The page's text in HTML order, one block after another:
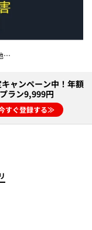
》
ャンペーン中！年額
プラン9,999円
すぐ登録する≫